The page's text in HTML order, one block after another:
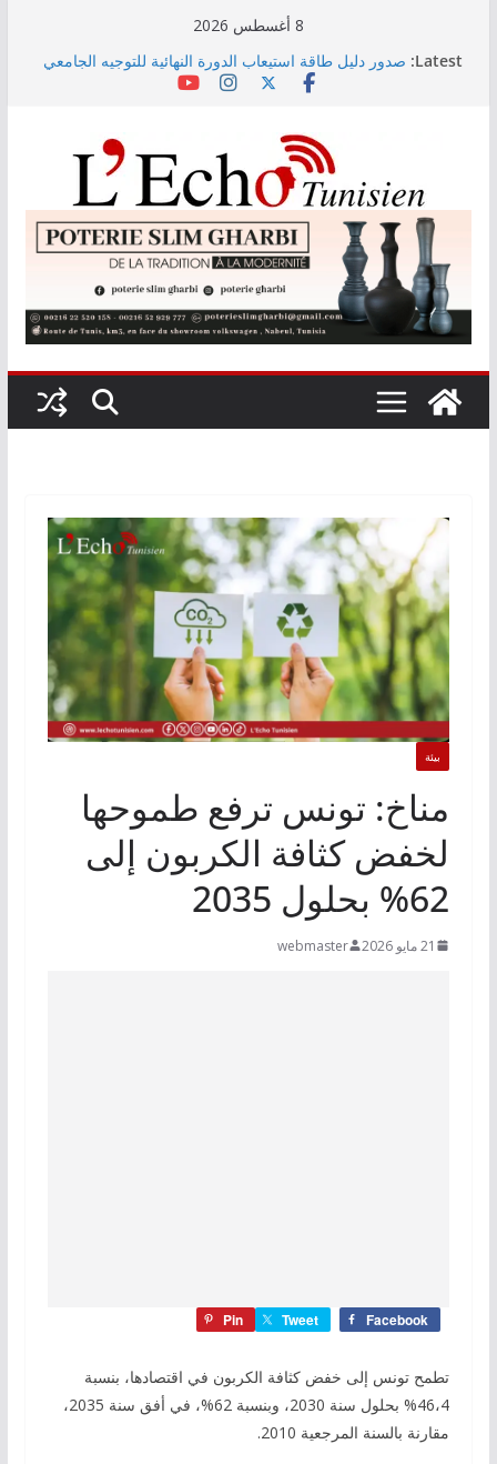
8 أغسطس 2026
Latest: صدور دليل طاقة استيعاب الدورة النهائية للتوجيه الجامعي
وزير التجهيز يتفقد سير أشغال مشروع المدخل الجنوبي
وزارة الأسرة: نسعى لاستكمال دراسة ميدانية حول ظاهرة
تسول الأطفال
مندوب عام حماية الطفولة يحذر
بيئة
مناخ: تونس ترفع طموحها
لخفض كثافة الكربون إلى
62% بحلول 2035
21 مايو 2026 webmaster
Facebook
Tweet
Pin
تطمح تونس إلى خفض كثافة الكربون في اقتصادها، بنسبة
46،4% بحلول سنة 2030، وبنسبة 62%، في أفق سنة 2035،
مقارنة بالسنة المرجعية 2010.